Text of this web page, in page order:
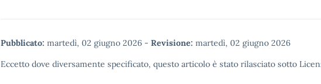
Pubblicato: martedì, 02 giugno 2026 - Revisione: martedì, 02 giugno 2026
Eccetto dove diversamente specificato, questo articolo è stato rilasciato sotto